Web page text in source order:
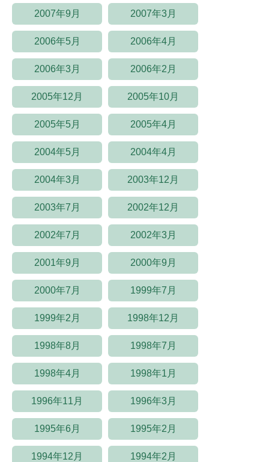
2007年9月 2007年3月
2006年5月 2006年4月
2006年3月 2006年2月
2005年12月 2005年10月
2005年5月 2005年4月
2004年5月 2004年4月
2004年3月 2003年12月
2003年7月 2002年12月
2002年7月 2002年3月
2001年9月 2000年9月
2000年7月 1999年7月
1999年2月 1998年12月
1998年8月 1998年7月
1998年4月 1998年1月
1996年11月 1996年3月
1995年6月 1995年2月
1994年12月 1994年2月